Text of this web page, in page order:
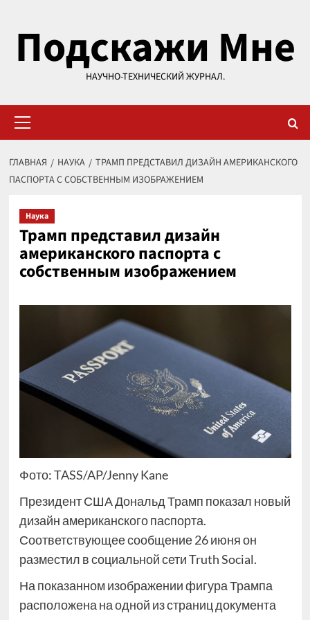
содержимому
Подскажи Мне
НАУЧНО-ТЕХНИЧЕСКИЙ ЖУРНАЛ.
меню
ГЛАВНАЯ НАУКА
ТРАМП ПРЕДСТАВИЛ ДИЗАЙН АМЕРИКАНСКОГО
ПАСПОРТА С СОБСТВЕННЫМ ИЗОБРАЖЕНИЕМ
Наука
Трамп представил дизайн
американского паспорта с
собственным изображением
Фото: TASS/AP/Jenny Kane
Президент США Дональд Трамп показал новый
дизайн американского паспорта.
Соответствующее сообщение 26 июня он
разместил в социальной сети Truth Social.
На показанном изображении фигура Трампа
расположена на одной из страниц документа